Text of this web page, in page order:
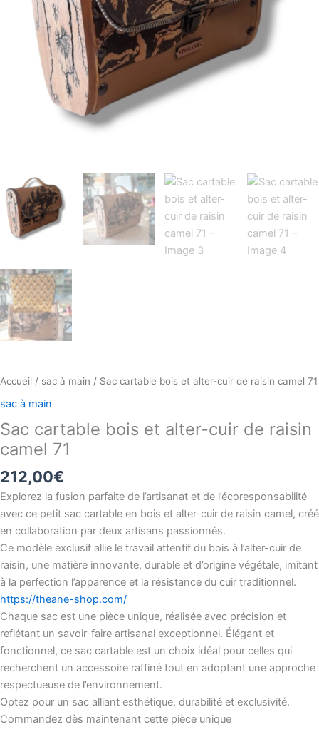
Accueil / sac à main / Sac cartable bois et alter-cuir de raisin camel 71
sac à main
Sac cartable bois et alter-cuir de raisin
camel 71
212,00€
Explorez la fusion parfaite de l’artisanat et de l’écoresponsabilité
avec ce petit sac cartable en bois et alter-cuir de raisin camel, créé
en collaboration par deux artisans passionnés.
Ce modèle exclusif allie le travail attentif du bois à l’alter-cuir de
raisin, une matière innovante, durable et d’origine végétale, imitant
à la perfection l’apparence et la résistance du cuir traditionnel.
https://theane-shop.com/
Chaque sac est une pièce unique, réalisée avec précision et
reflétant un savoir-faire artisanal exceptionnel. Élégant et
fonctionnel, ce sac cartable est un choix idéal pour celles qui
recherchent un accessoire raffiné tout en adoptant une approche
respectueuse de l’environnement.
Optez pour un sac alliant esthétique, durabilité et exclusivité.
Commandez dès maintenant cette pièce unique